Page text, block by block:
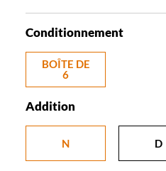
Conditionnement
BOÎTE DE
6
Addition
N D